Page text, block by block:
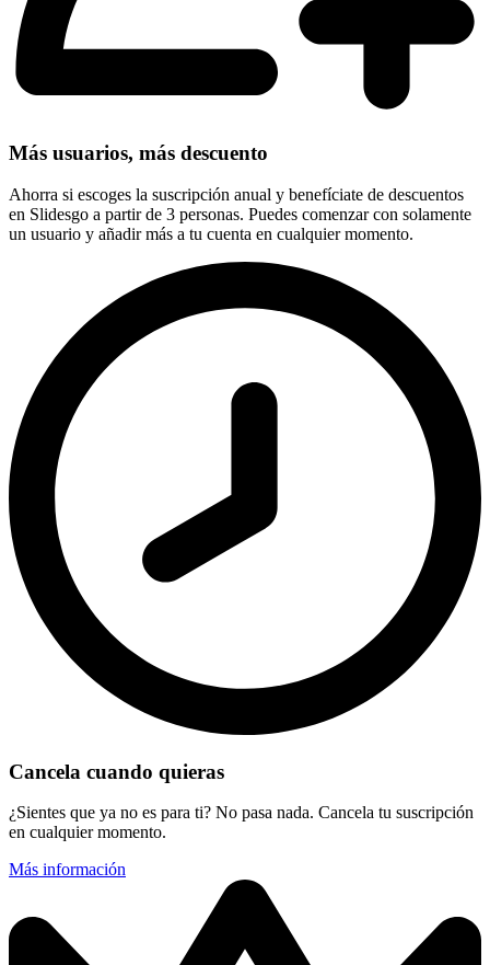
Más usuarios, más descuento
Ahorra si escoges la suscripción anual y benefíciate de descuentos
en Slidesgo a partir de 3 personas. Puedes comenzar con solamente
un usuario y añadir más a tu cuenta en cualquier momento.
Cancela cuando quieras
¿Sientes que ya no es para ti? No pasa nada. Cancela tu suscripción
en cualquier momento.
Más información